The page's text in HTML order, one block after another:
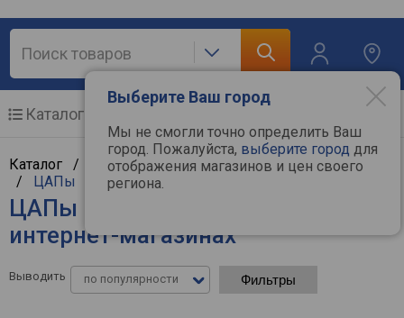
Выберите Ваш город
Мы не смогли точно определить Ваш
город. Пожалуйста, выберите город для
отображения магазинов и цен своего
региона.
Каталог
Каталог / Аудиотехника/Hi-Fi и Hi-End компоненты
/ ЦАПы
ЦАПы Behringer - цены в
интернет-магазинах
Выводить по популярности Фильтры